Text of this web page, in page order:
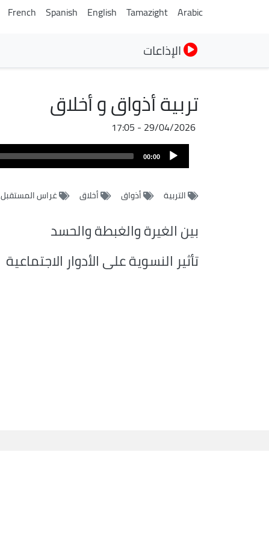
Arabic
Tamazight
English
Spanish
French
الإذاعات
تربية أذواق و أخلاق
29/04/2026 - 17:05
ملف
الصوت
Audio
Player
00:00
التربية أذواق أخلاق غراس المستقبل
بين الغيرة والغبطة والحسد
تأثير النسوية على الأدوار الاجتماعية